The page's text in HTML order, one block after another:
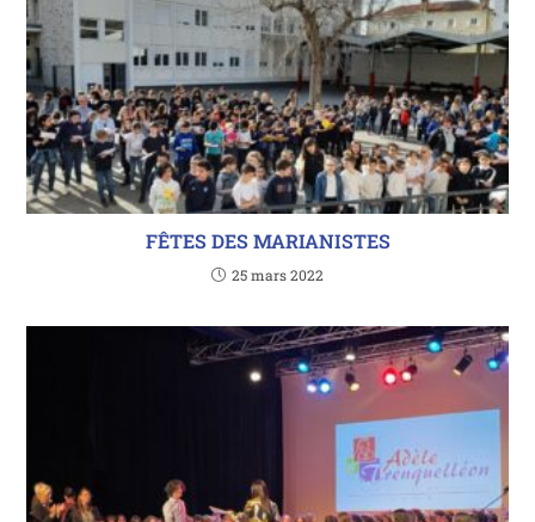
FÊTES DES MARIANISTES
25 mars 2022